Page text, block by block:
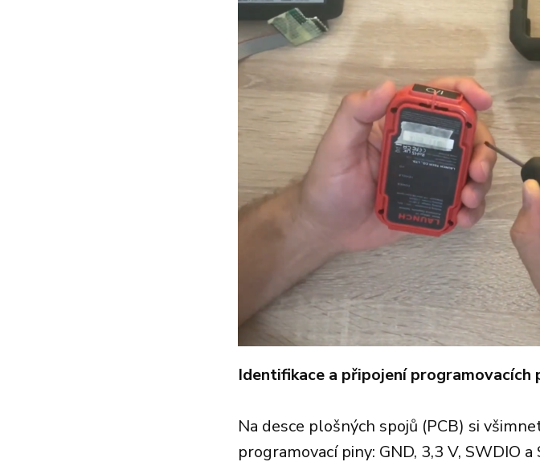
Identifikace a připojení programovacích
Na desce plošných spojů (PCB) si
programovací piny: GND, 3,3 V, SWDIO